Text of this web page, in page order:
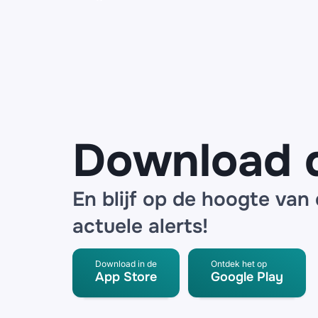
Download
En blijf op de hoogte van
actuele alerts!
Download in de
App Store
Ontdek het op
Google Play